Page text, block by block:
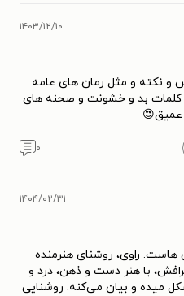
۱۴۰۳/۱۲/۱۰
و نکته و مثل رمان های عامه
کلمات بد و خشونت و صحنه های
عمیق😍
۰
۱۴۰۴/۰۲/۳۱
راوی، روشنای هنرمنده
با هنر دست و ذهن، درد و
میده و بیان می‌کنه. روشنایی